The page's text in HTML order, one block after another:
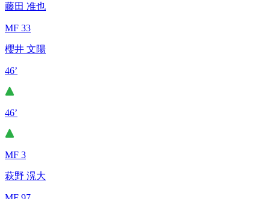
藤田 准也
MF 33
櫻井 文陽
46’
46’
MF 3
萩野 滉大